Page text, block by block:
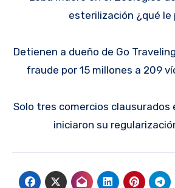
esterilización ¿qué le
Detienen a dueño de Go
fraude por 15 millones a 209
Solo tres comercios clausurados
iniciaron su